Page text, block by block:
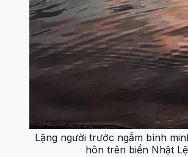
Lặng người trước ngắm bình
hôn trên biển Nhật Lệ